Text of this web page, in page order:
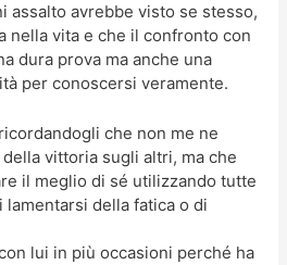
assalto avrebbe visto se stesso,
nella vita e che il confronto con
dura prova ma anche una
per conoscersi veramente.
che non me ne
vittoria sugli altri, ma che
il meglio di sé utilizzando tutte
lamentarsi della fatica o di
lui in più occasioni perché ha